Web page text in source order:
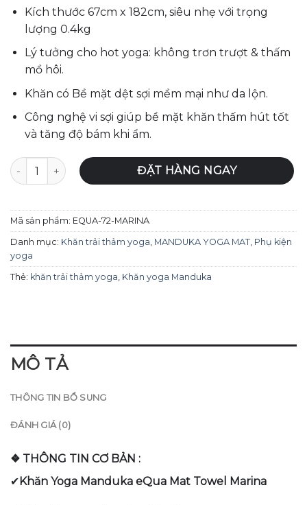
Kích thước 67cm x 182cm, siêu nhẹ với trọng
lượng 0.4kg
Lý tưởng cho hot yoga: không trơn trượt & thấm
mồ hôi.
Khăn có Bề mặt dệt sợi mềm mại như da lộn.
Công nghệ vi sợi giúp bề mặt khăn thấm hút tốt
và tăng độ bám khi ẩm.
Khăn Yoga Manduka eQua Mat Towel - Marina số lượng
ĐẶT HÀNG NGAY
Mã sản phẩm: EQUA-72-MARINA
Danh mục: Khăn trải thảm yoga, MANDUKA YOGA MAT, Phụ kiện
yoga
Thẻ: khăn trải thảm yoga, Khăn yoga Manduka
MÔ TẢ
THÔNG TIN BỔ SUNG
ĐÁNH GIÁ (0)
❖ THÔNG TIN CƠ BẢN :
✔Khăn Yoga Manduka eQua Mat Towel Marina